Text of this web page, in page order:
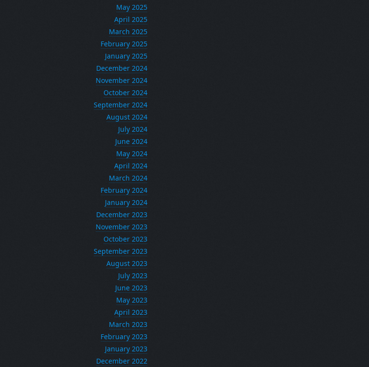
May 2025
April 2025
March 2025
February 2025
January 2025
December 2024
November 2024
October 2024
September 2024
August 2024
July 2024
June 2024
May 2024
April 2024
March 2024
February 2024
January 2024
December 2023
November 2023
October 2023
September 2023
August 2023
July 2023
June 2023
May 2023
April 2023
March 2023
February 2023
January 2023
December 2022